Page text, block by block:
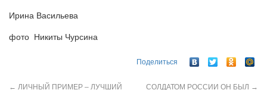
Ирина Васильева
фото Никиты Чурсина
Поделиться
← ЛИЧНЫЙ ПРИМЕР – ЛУЧШИЙ
СОЛДАТОМ РОССИИ ОН БЫЛ →